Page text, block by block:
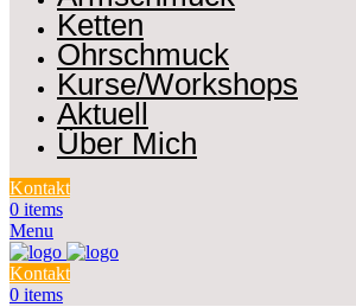
Ketten
Ohrschmuck
Kurse/Workshops
Aktuell
Über Mich
Kontakt
0 items
Menu
Kontakt
0 items